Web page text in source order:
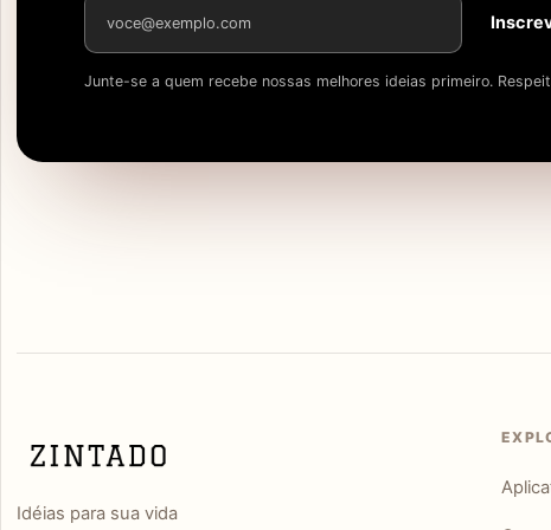
Junte-se a quem recebe nossas melhores ideias primeiro.
Idéias para sua vida